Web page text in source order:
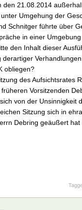
den 21.08.2014
Umgehung der
Schnitger führte über
in einer
den Inhalt dieser
obliegen?
des Aufsichtsrates
Vorsitzenden
von der Unsinnigkeit
Sitzung sich in
Debring geäußert